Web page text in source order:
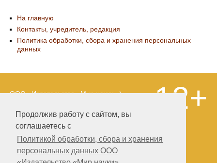
Продолжив работу с сайтом, вы
соглашаетесь с
Политикой обработки, сбора и хранения
персональных данных ООО
На главную
Контакты, учредитель, редакция
Политика обработки, сбора и хранения персональных
данных
ООО «Издательство «Мир науки» \
LLC Материалы, размещенные на сайте,
охраняются Законом о защите авторских
прав. Публикация любых материалов
этого сайта запрещена без
предварительного согласования с
издательством. Авторские права на
12+